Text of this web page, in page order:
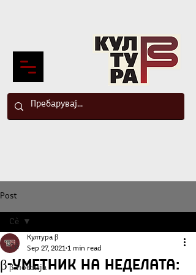
Post
Сè
β-поезија
Сè
β-Уметник на неделата:
Култура β
Sep 27, 2021 1 min read